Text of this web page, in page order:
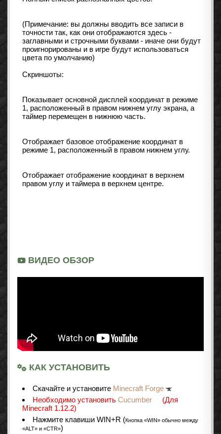
(Примечание: вы должны вводить все записи в
точности так, как они отображаются здесь -
заглавными и строчными буквами - иначе они будут
проигнорированы и в игре будут использоваться
цвета по умолчанию)
Скриншоты:
Показывает основной дисплей координат в режиме
1, расположенный в правом нижнем углу экрана, а
таймер перемещен в нижнюю часть.
Отображает базовое отображение координат в
режиме 1, расположенный в правом нижнем углу.
Отображает отображение координат в верхнем
правом углу и таймера в верхнем центре.
ВИДЕО ОБЗОР
КАК УСТАНОВИТЬ
Cкачайте и установите Minecraft Forge
Необходимо установить Cucumber
(Для
Minecraft 1.12.2)
Нажмите клавиши WIN+R (Кнопка «WIN» обычно между
«ALT» и «CTR»)